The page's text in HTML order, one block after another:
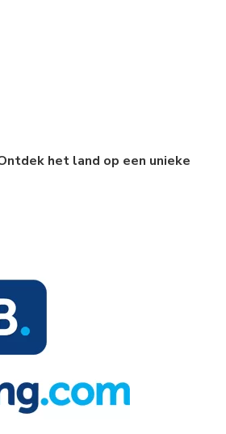
het land op een unieke